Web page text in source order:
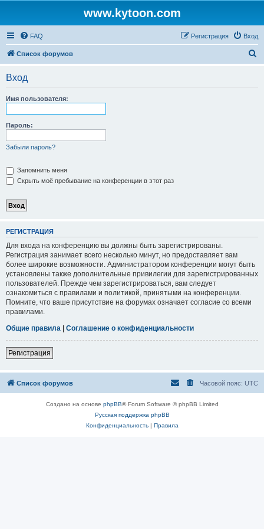
www.kytoon.com
FAQ Вход
Регистрация
Список форумов
Вход
Имя пользователя:
Пароль:
Забыли пароль?
Запомнить меня
Скрыть моё пребывание на конференции в этот раз
РЕГИСТРАЦИЯ
Для входа на конференцию вы должны быть зарегистрированы.
Регистрация занимает всего несколько минут, но предоставляет вам
более широкие возможности. Администратором конференции могут быть
установлены также дополнительные привилегии для зарегистрированных
пользователей. Прежде чем зарегистрироваться, вам следует
ознакомиться с правилами и политикой, принятыми на конференции.
Помните, что ваше присутствие на форумах означает согласие со всеми
правилами.
Общие правила | Соглашение о конфиденциальности
Регистрация
Список форумов Часовой пояс: UTC
Создано на основе phpBB® Forum Software © phpBB Limited
Русская поддержка phpBB
Конфиденциальность| Правила